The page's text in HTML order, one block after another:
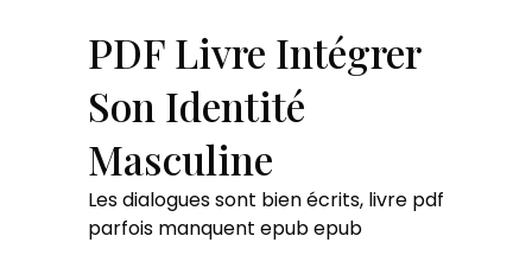
PDF Livre Intégrer
Son Identité
Masculine
Les dialogues sont bien écrits, livre pdf
parfois manquent epub epub